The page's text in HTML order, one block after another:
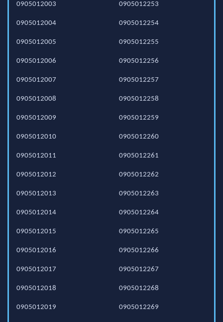
0905012003
0905012004
0905012005
0905012006
0905012007
0905012008
0905012009
0905012010
0905012011
0905012012
0905012013
0905012014
0905012015
0905012016
0905012017
0905012018
0905012019
0905012253
0905012254
0905012255
0905012256
0905012257
0905012258
0905012259
0905012260
0905012261
0905012262
0905012263
0905012264
0905012265
0905012266
0905012267
0905012268
0905012269